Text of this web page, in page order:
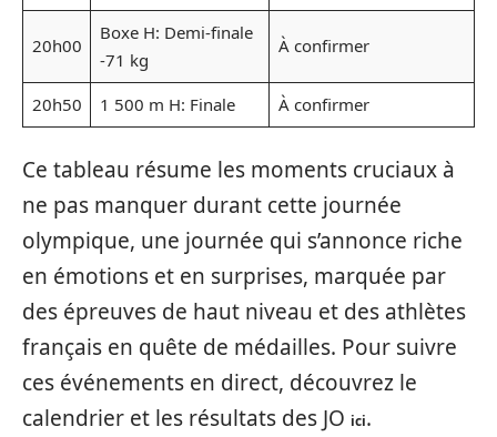
20h00
Boxe H: Demi-finale
-71 kg
À confirmer
20h50 1 500 m H: Finale À confirmer
Ce tableau résume les moments cruciaux à
ne pas manquer durant cette journée
olympique, une journée qui s’annonce riche
en émotions et en surprises, marquée par
des épreuves de haut niveau et des athlètes
français en quête de médailles. Pour suivre
ces événements en direct, découvrez le
calendrier et les résultats des JO ici.